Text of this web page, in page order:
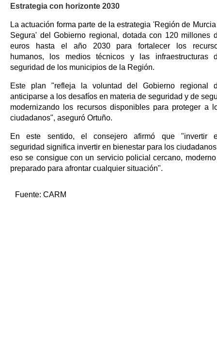
Estrategia con horizonte 2030
La actuación forma parte de la estrategia 'Región de
Segura' del Gobierno regional, dotada con 120 millones
euros hasta el año 2030 para fortalecer los
humanos, los medios técnicos y las infraestructuras
seguridad de los municipios de la Región.
Este plan "refleja la voluntad del Gobierno regional
anticiparse a los desafíos en materia de seguridad y de
modernizando los recursos disponibles para proteger a
ciudadanos", aseguró Ortuño.
En este sentido, el consejero afirmó que "invertir
seguridad significa invertir en bienestar para los
eso se consigue con un servicio policial cercano,
preparado para afrontar cualquier situación".
Fuente: CARM